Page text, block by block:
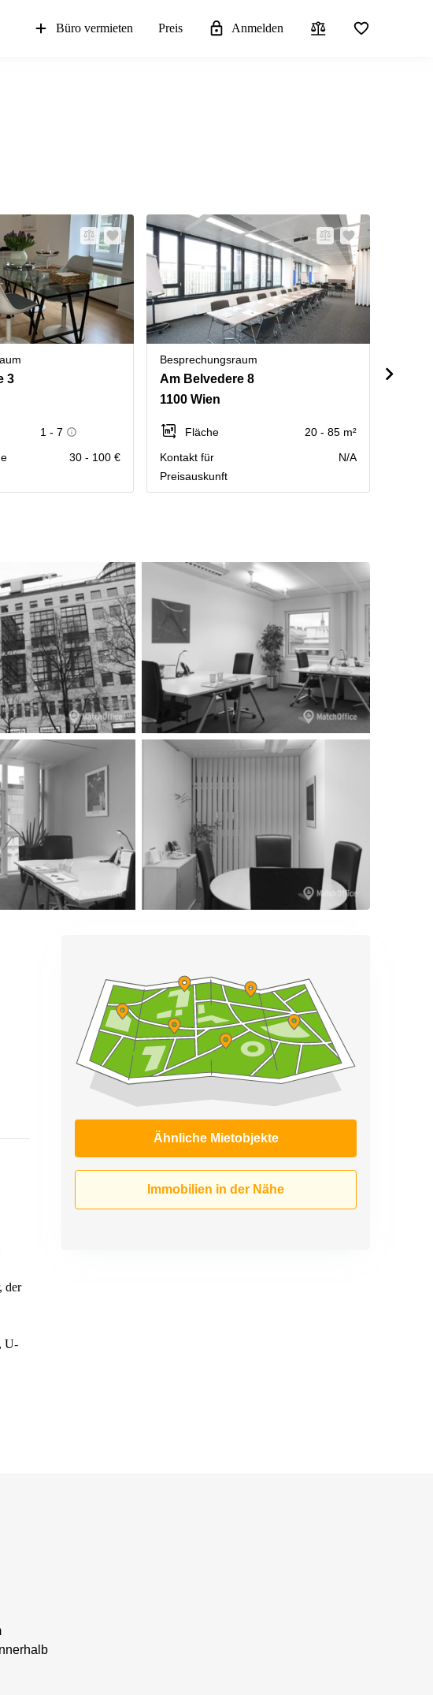
Büro vermieten Preis Anmelden
3
1 - 7
30 - 100 €
Besprechungsraum
Am Belvedere 8
1100 Wien
Fläche
20 - 85 m²
Kontakt für
Preisauskunft
N/A
Ähnliche Mietobjekte
Immobilien in der Nähe
der
U-